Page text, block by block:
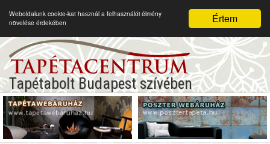
Értem
Weboldalunk cookie-kat használ a felhasználói élmény
növelése érdekében
Tapétabolt Budapest szívében